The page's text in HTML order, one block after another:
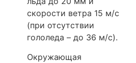
скорости ветра 15 м/с
(при отсутствии
гололеда – до 36 м/с).
Окружающая